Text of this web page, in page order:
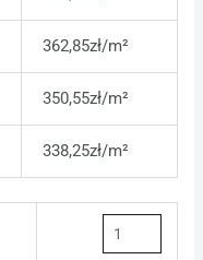
362,85zł/m²
350,55zł/m²
338,25zł/m²